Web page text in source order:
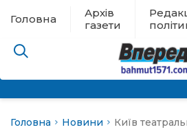
Головна
Архів
газети
Головна Новини Київ